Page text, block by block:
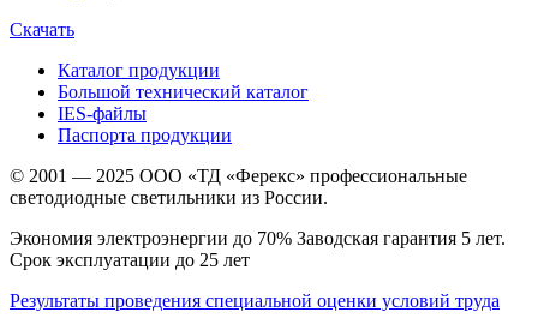
Скачать
Каталог продукции
Большой технический каталог
IES-файлы
Паспорта продукции
© 2001 — 2025 ООО «ТД «Ферекс» профессиональные
светодиодные светильники из России.
Экономия электроэнергии до 70% Заводская гарантия 5 лет.
Срок эксплуатации до 25 лет
Результаты проведения специальной оценки условий труда